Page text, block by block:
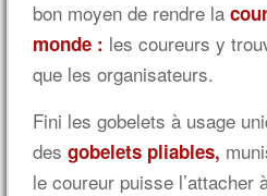
bon moyen de rendre la
monde : les coureurs y
que les organisateurs.
Fini les gobelets à usage
desgobelets pliables,
le coureur puisse l’attacher